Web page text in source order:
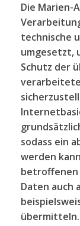
Die Marien-
technische
umgesetzt,
Schutz der
sodass ein
werden
betroffenen
Daten auch
übermitteln.